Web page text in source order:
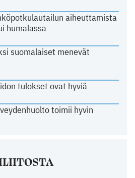
aiheuttamista
humalassa
suomalaiset menevät
tulokset ovat hyviä
toimii hyvin